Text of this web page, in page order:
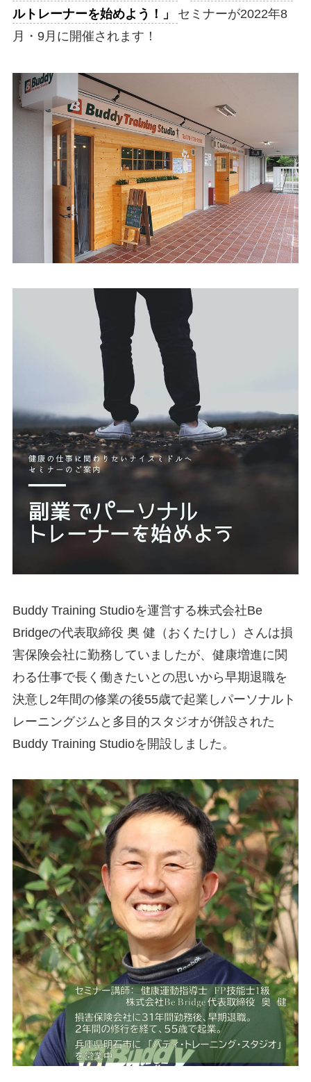
ルトレーナーを始めよう！」
セミナーが2022年8
月・9月に開催されます！
Buddy Training Studioを運営する株式会社Be
Bridgeの代表取締役 奥 健（おくたけし）さんは損
害保険会社に勤務していましたが、健康増進に関
わる仕事で長く働きたいとの思いから早期退職を
決意し2年間の修業の後55歳で起業しパーソナルト
レーニングジムと多目的スタジオが併設された
Buddy Training Studioを開設しました。